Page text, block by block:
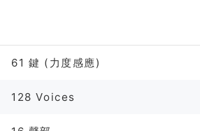
61 鍵 (力度感應)
128 Voices